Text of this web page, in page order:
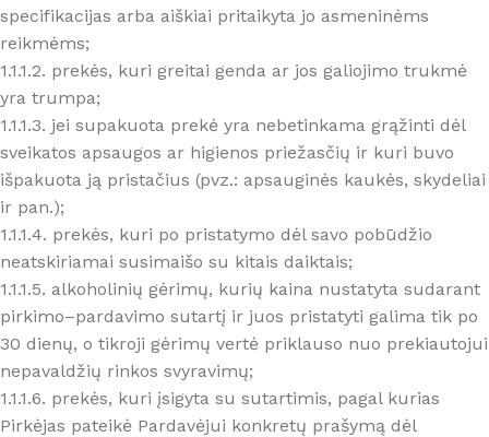
specifikacijas arba aiškiai pritaikyta jo asmeninėms
reikmėms;
1.1.1.2. prekės, kuri greitai genda ar jos galiojimo trukmė
yra trumpa;
1.1.1.3. jei supakuota prekė yra nebetinkama grąžinti dėl
sveikatos apsaugos ar higienos priežasčių ir kuri buvo
išpakuota ją pristačius (pvz.: apsauginės kaukės, skydeliai
ir pan.);
1.1.1.4. prekės, kuri po pristatymo dėl savo pobūdžio
neatskiriamai susimaišo su kitais daiktais;
1.1.1.5. alkoholinių gėrimų, kurių kaina nustatyta sudarant
pirkimo–pardavimo sutartį ir juos pristatyti galima tik po
30 dienų, o tikroji gėrimų vertė priklauso nuo prekiautojui
nepavaldžių rinkos svyravimų;
1.1.1.6. prekės, kuri įsigyta su sutartimis, pagal kurias
Pirkėjas pateikė Pardavėjui konkretų prašymą dėl